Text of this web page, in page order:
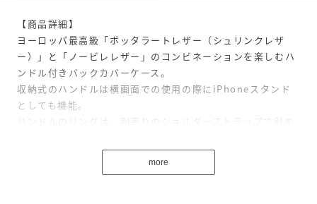
【商品詳細】
ヨーロッパ最高級「ボッタラートレザー（シュリンクレザ
ー）」と「ノービレレザー」のコンビネーションを楽しむハ
ンドル付きバックカバーケース。
収納式のハンドルは横画面での使用の際にiPhoneスタンド
としても機能。
ハンドルのリングは、別売りのショルダーストラップで斜め
り付け、マルチに使用可能。
ハンドル下にはカードが1枚入る隠しポケット付きで、キャ
more